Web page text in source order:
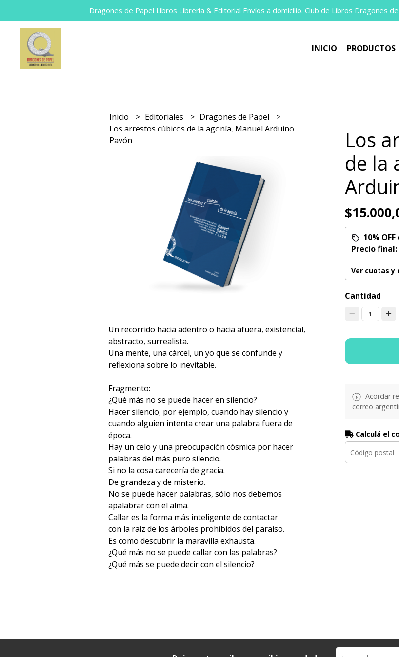
Dragones de Papel Libros Librería & Editorial Envíos a domicilio. Club de Libros Dragones
INICIO PRODUCTOS
Inicio Editoriales
Dragones de Papel
Los arrestos cúbicos de la agonía, Manuel Arduino
Pavón
Un recorrido hacia adentro o hacia afuera, existencial,
abstracto, surrealista.
Una mente, una cárcel, un yo que se confunde y
reflexiona sobre lo inevitable.
Fragmento:
¿Qué más no se puede hacer en silencio?
Hacer silencio, por ejemplo, cuando hay silencio y
cuando alguien intenta crear una palabra fuera de
época.
Hay un celo y una preocupación cósmica por hacer
palabras del más puro silencio.
Si no la cosa carecería de gracia.
De grandeza y de misterio.
No se puede hacer palabras, sólo nos debemos
apalabrar con el alma.
Callar es la forma más inteligente de contactar
con la raíz de los árboles prohibidos del paraíso.
Es como descubrir la maravilla exhausta.
¿Qué más no se puede callar con las palabras?
¿Qué más se puede decir con el silencio?
Los
de la
10% OFF
Precio final:
Ver cuotas y
Cantidad
1
Acordar
correo
Calculá el